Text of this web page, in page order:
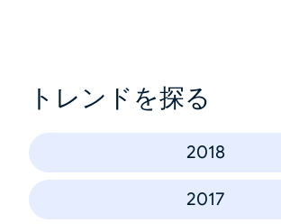
トレンドを探る
2018
2017